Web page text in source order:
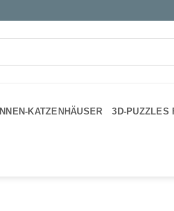
INNEN-KATZENHÄUSER 3D-PUZZLES